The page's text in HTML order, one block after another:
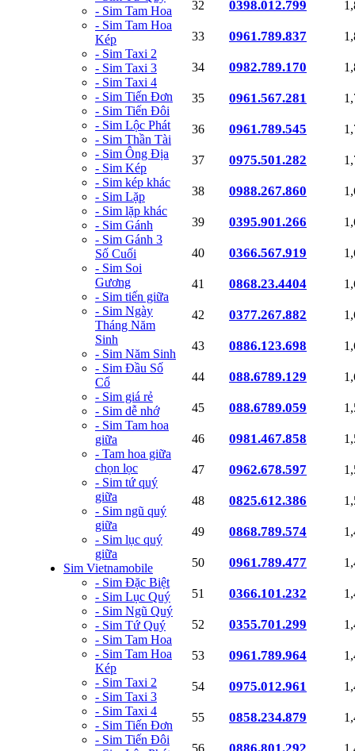
- Sim Tam Hoa
- Sim Tam Hoa
Kép
- Sim Taxi 2
- Sim Taxi 3
- Sim Taxi 4
- Sim Tiến Đơn
- Sim Tiến Đôi
- Sim Lộc Phát
- Sim Thần Tài
- Sim Ông Địa
- Sim Kép
- Sim kép khác
- Sim Lặp
- Sim lặp khác
- Sim Gánh
- Sim Gánh 3
Số Cuối
- Sim Soi
Gương
- Sim tiến giữa
- Sim Ngày
Tháng Năm
Sinh
- Sim Năm Sinh
- Sim Đầu Số
Cổ
- Sim giá rẻ
- Sim dễ nhớ
- Sim Tam hoa
giữa
- Tam hoa giữa
chọn lọc
- Sim tứ quý
giữa
- Sim ngũ quý
giữa
- Sim lục quý
giữa
Sim Vietnamobile
- Sim Đặc Biệt
- Sim Lục Quý
- Sim Ngũ Quý
- Sim Tứ Quý
- Sim Tam Hoa
- Sim Tam Hoa
Kép
- Sim Taxi 2
- Sim Taxi 3
- Sim Taxi 4
- Sim Tiến Đơn
- Sim Tiến Đôi
32 0398.012.799
33 0961.789.837
34 0982.789.170
35 0961.567.281
36 0961.789.545
37 0975.501.282
38 0988.267.860
39 0395.901.266
40 0366.567.919
41 0868.23.4404
42 0377.267.882
43 0886.123.698
44 088.6789.129
45 088.6789.059
46 0981.467.858
47 0962.678.597
48 0825.612.386
49 0868.789.574
50 0961.789.477
51 0366.101.232
52 0355.701.299
53 0961.789.964
54 0975.012.961
55 0858.234.879
56